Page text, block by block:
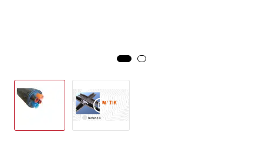
Varmeanlegg
Outlet